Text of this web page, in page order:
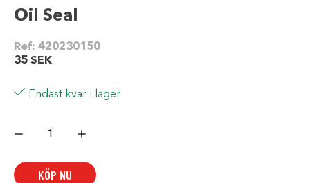
Oil Seal
Ref: 420230150
35 SEK
Endast kvar i lager
Seal
KÖP NU